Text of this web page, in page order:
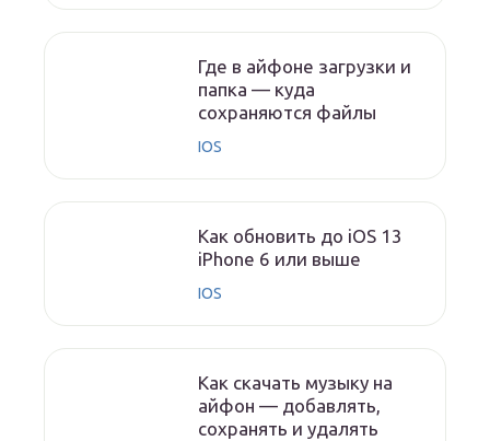
Где в айфоне загрузки и
папка — куда
сохраняются файлы
IOS
Как обновить до iOS 13
iPhone 6 или выше
IOS
Как скачать музыку на
айфон — добавлять,
сохранять и удалять